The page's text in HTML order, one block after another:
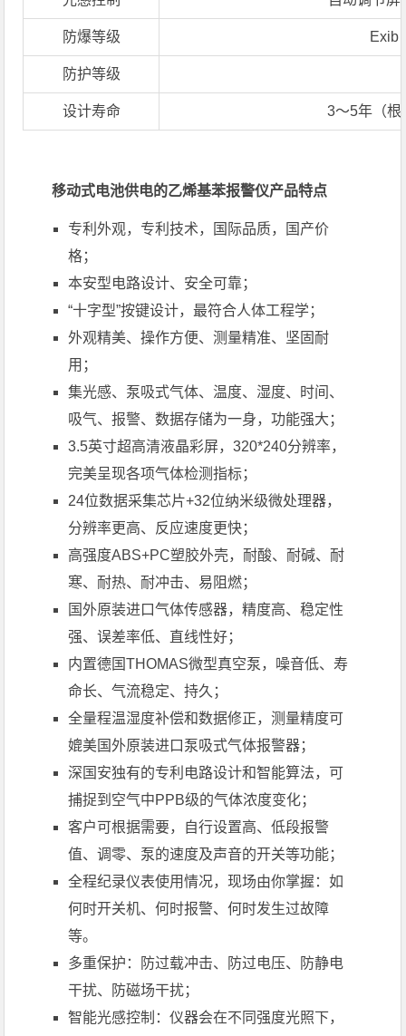
防爆等级
防护等级
设计寿命 3～5年（根
移动式电池供电的乙烯基苯报警仪产品特点
专利外观，专利技术，国际品质，国产价
格；
本安型电路设计、安全可靠；
“十字型”按键设计，最符合人体工程学；
外观精美、操作方便、测量精准、坚固耐
用；
集光感、泵吸式气体、温度、湿度、时间、
吸气、报警、数据存储为一身，功能强大；
3.5英寸超高清液晶彩屏，320*240分辨率，
完美呈现各项气体检测指标；
24位数据采集芯片+32位纳米级微处理器，
分辨率更高、反应速度更快；
高强度ABS+PC塑胶外壳，耐酸、耐碱、耐
寒、耐热、耐冲击、易阻燃；
国外原装进口气体传感器，精度高、稳定性
强、误差率低、直线性好；
内置德国THOMAS微型真空泵，噪音低、寿
命长、气流稳定、持久；
全量程温湿度补偿和数据修正，测量精度可
媲美国外原装进口泵吸式气体报警器；
深国安独有的专利电路设计和智能算法，可
捕捉到空气中PPB级的气体浓度变化；
客户可根据需要，自行设置高、低段报警
值、调零、泵的速度及声音的开关等功能；
全程纪录仪表使用情况，现场由你掌握：如
何时开关机、何时报警、何时发生过故障
等。
多重保护：防过载冲击、防过电压、防静电
干扰、防磁场干扰；
智能光感控制：仪器会在不同强度光照下，